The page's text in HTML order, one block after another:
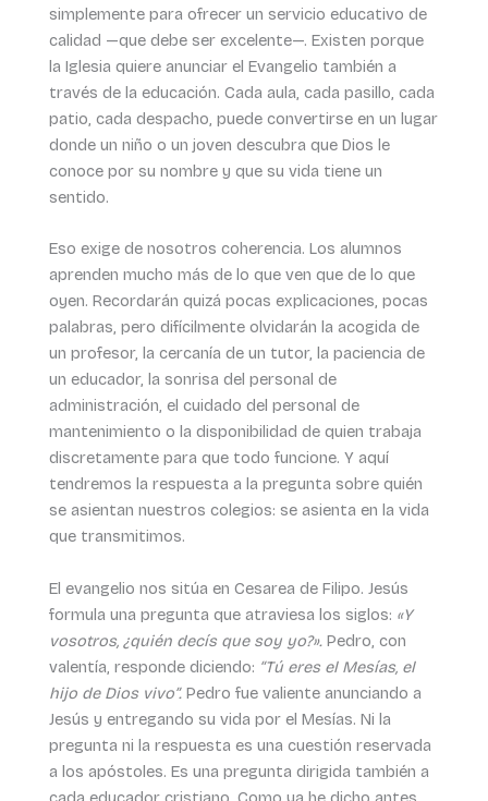
simplemente para ofrecer un servicio educativo de
calidad —que debe ser excelente—. Existen porque
la Iglesia quiere anunciar el Evangelio también a
través de la educación. Cada aula, cada pasillo, cada
patio, cada despacho, puede convertirse en un lugar
donde un niño o un joven descubra que Dios le
conoce por su nombre y que su vida tiene un
sentido.
Eso exige de nosotros coherencia. Los alumnos
aprenden mucho más de lo que ven que de lo que
oyen. Recordarán quizá pocas explicaciones, pocas
palabras, pero difícilmente olvidarán la acogida de
un profesor, la cercanía de un tutor, la paciencia de
un educador, la sonrisa del personal de
administración, el cuidado del personal de
mantenimiento o la disponibilidad de quien trabaja
discretamente para que todo funcione. Y aquí
tendremos la respuesta a la pregunta sobre quién
se asientan nuestros colegios: se asienta en la vida
que transmitimos.
El evangelio nos sitúa en Cesarea de Filipo. Jesús
formula una pregunta que atraviesa los siglos: «Y
vosotros, ¿quién decís que soy yo?».Pedro, con
valentía, responde diciendo: “Tú eres el Mesías, el
hijo de Dios vivo”.Pedro fue valiente anunciando a
Jesús y entregando su vida por el Mesías. Ni la
pregunta ni la respuesta es una cuestión reservada
a los apóstoles. Es una pregunta dirigida también a